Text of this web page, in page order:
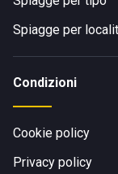
Spiagge per
Condizioni
Cookie policy
Privacy policy